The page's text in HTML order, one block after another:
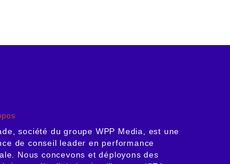
société du groupe WPP Media, est une
de conseil leader en performance
Nous concevons et déployons des